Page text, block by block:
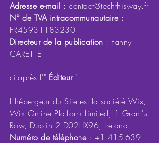
Adresse e-mail :contact@techthisway.fr
N° de TVA intracommunautaire:
FR45931183230
Directeur de la publication : Fanny
CARETTE
ci-après l'" Éditeur".
L'hébergeur du Site est la société Wix,
Wix Online Platform Limited, 1 Grant's
Row, Dublin 2 D02HX96, Ireland
Numéro de téléphone: +1 415-639-